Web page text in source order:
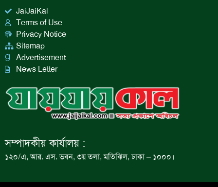
JaiJaiKal
Terms of Use
Privacy Notice
Sitemap
Advertisement
News Letter
সম্পাদকীয় কার্যালয় :
১২০/এ, আর. এস. ভবন, ৩য় তলা, মতিঝিল, ঢাকা – ১০০০।